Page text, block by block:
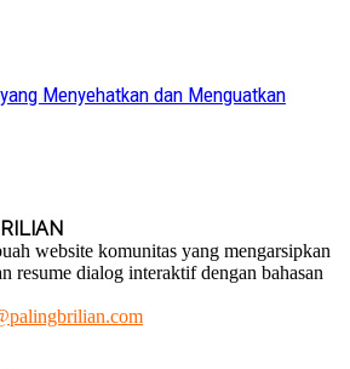
Menyehatkan dan Menguatkan
website komunitas yang mengarsipkan
resume dialog interaktif dengan bahasan